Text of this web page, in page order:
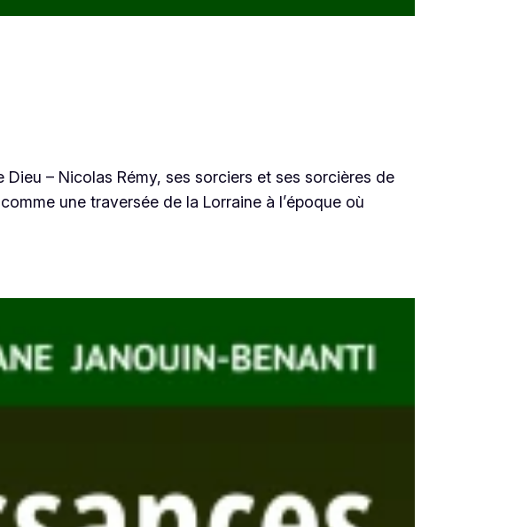
– Nicolas Rémy, ses sorciers et ses sorcières de
une traversée de la Lorraine à l’époque où